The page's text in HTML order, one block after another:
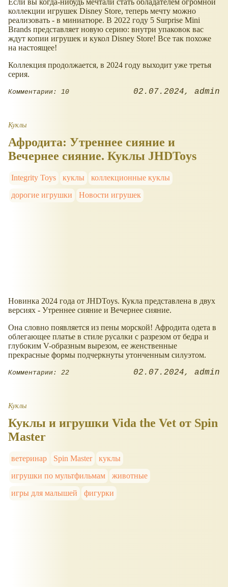
Если вы когда-нибудь мечтали стать обладателем огромной
коллекции игрушек Disney Store, теперь мечту можно
реализовать - в миниатюре. В 2022 году 5 Surprise Mini
Brands представляет новую серию: внутри упаковок вас
ждут копии игрушек и кукол Disney Store! Все так похоже
на настоящее!
Коллекция продолжается, в 2024 году выходит уже третья
серия.
Комментарии: 10 02.07.2024 admin
Куклы
Афродита: Утреннее сияние и
Вечернее сияние. Куклы JHDToys
Integrity Toys куклы
коллекционные куклы
дорогие игрушки
Новости игрушек
Новинка 2024 года от JHDToys. Кукла представлена в двух
версиях - Утреннее сияние и Вечернее сияние.
Она словно появляется из пены морской! Афродита одета в
облегающее платье в стиле русалки с разрезом от бедра и
глубоким V-образным вырезом, ее женственные
прекрасные формы подчеркнуты утонченным силуэтом.
Комментарии: 22 02.07.2024 admin
Куклы
Куклы и игрушки Vida the Vet от Spin
Master
ветеринар Spin Master
куклы
игрушки по мультфильмам
животные
игры для малышей
фигурки